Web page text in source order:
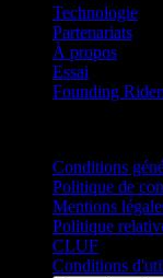
Technologie
Partenariats
À propos
Essai
Founding
Conditions
Politique de
Mentions
Politique
CLUF
Conditions